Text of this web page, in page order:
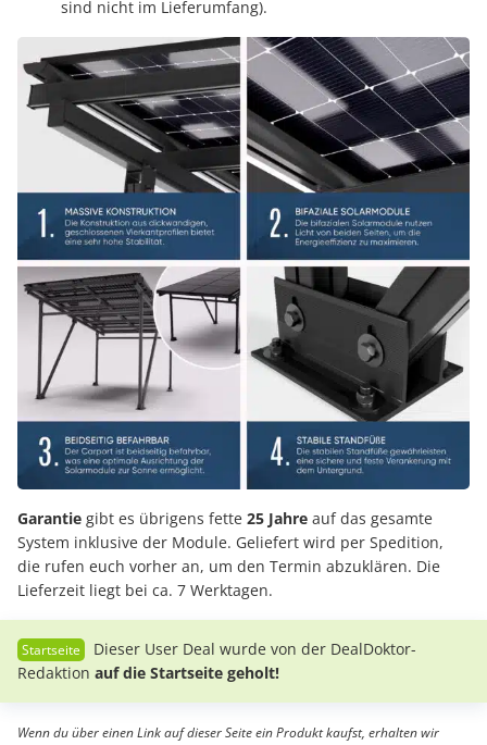
sind nicht im Lieferumfang).
Garantie gibt es übrigens fette 25 Jahre auf das gesamte
System inklusive der Module. Geliefert wird per Spedition,
die rufen euch vorher an, um den Termin abzuklären. Die
Lieferzeit liegt bei ca. 7 Werktagen.
Dieser User Deal wurde von der DealDoktor-
Redaktion auf die Startseite geholt!
Wenn du über einen Link auf dieser Seite ein Produkt kaufst, erhalten wir